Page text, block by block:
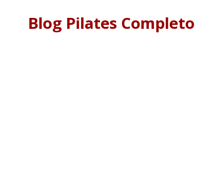
Blog Pilates Completo